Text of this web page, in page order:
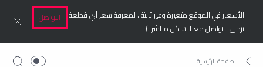
الأسعار في الموقع متغيرة وغير ثابتة.. لمعرفة سعر أي قطعة
يرجى التواصل معنا بشكل مباشر :)
التواصل